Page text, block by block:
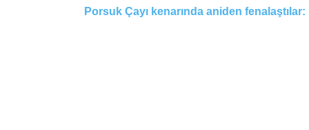
Porsuk Çayı kenarında aniden fenalaştılar: